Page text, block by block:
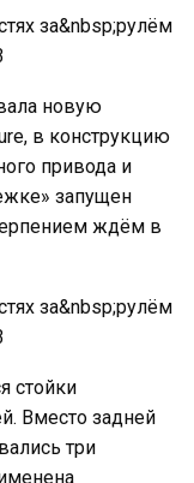
новую
в конструкцию
привода и
запущен
ждём в
стойки
Вместо задней
три